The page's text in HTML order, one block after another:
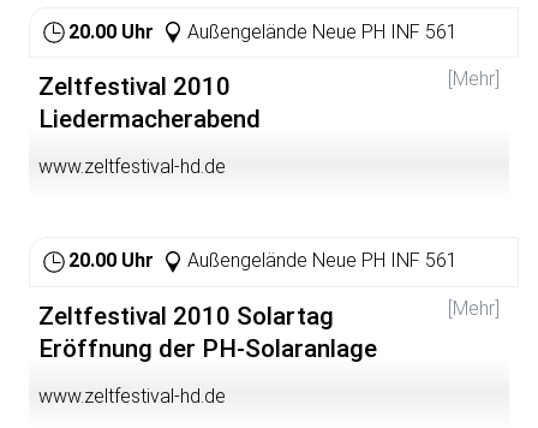
unterstützen. Der Dialog mit allen am Schulleben
werde mich in den kommenden Wochen und Monaten
intensiv mit ihnen austauschen und viele Termine mit
Schülerinnen und Schülern, Eltern, Lehrkräften sowie
Erzieherinnen und Erziehern wahrnehmen." Hoffentlich
fühlen sich viele angesprochen!
20.00 Uhr Außengelände Neue PH INF 561
[Mehr]
Zeltfestival 2010
Liedermacherabend
www.zeltfestival-hd.de
20.00 Uhr Außengelände Neue PH INF 561
[Mehr]
Zeltfestival 2010 Solartag
Eröffnung der PH-Solaranlage
www.zeltfestival-hd.de